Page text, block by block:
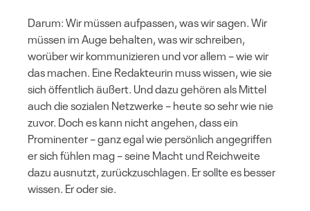
Darum: Wir müssen aufpassen, was wir sagen. Wir
müssen im Auge behalten, was wir schreiben,
worüber wir kommunizieren und vor allem – wie wir
das machen. Eine Redakteurin muss wissen, wie sie
sich öffentlich äußert. Und dazu gehören als Mittel
auch die sozialen Netzwerke – heute so sehr wie nie
zuvor. Doch es kann nicht angehen, dass ein
Prominenter – ganz egal wie persönlich angegriffen
er sich fühlen mag – seine Macht und Reichweite
dazu ausnutzt, zurückzuschlagen. Er sollte es besser
wissen. Er oder sie.